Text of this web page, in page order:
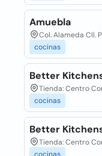
Amuebla
Col. Alameda Cll.
cocinas
Better
Tienda: Centro
cocinas
Better
Tienda: Centro